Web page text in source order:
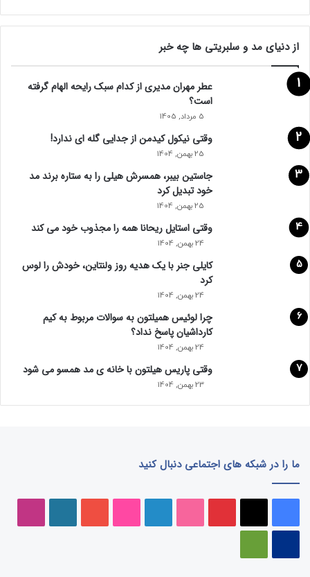
از دنیای مد و سلبریتی ها چه خبر
عطر مهران مدیری از کدام سبک رایحه الهام گرفته
است؟
5 مرداد, 1405
وقتی نیکول کیدمن از جدایی گله ای ندارد!
25 بهمن, 1404
جاستین بیبر، همسرش هیلی را به ستاره برند مد
خود تبدیل کرد
25 بهمن, 1404
وقتی استایل ریحانا همه را مجذوب خود می‌ کند
24 بهمن, 1404
کایلی جنر با یک هدیه روز ولنتاین، خودش را لوس
کرد
24 بهمن, 1404
چرا لوئیس همیلتون به سوالات مربوط به کیم
کارداشیان پاسخ نداد؟
24 بهمن, 1404
وقتی پاریس هیلتون با خانه‌ ی مد همسو می شود
23 بهمن, 1404
ما را در شبکه های اجتماعی دنبال کنید